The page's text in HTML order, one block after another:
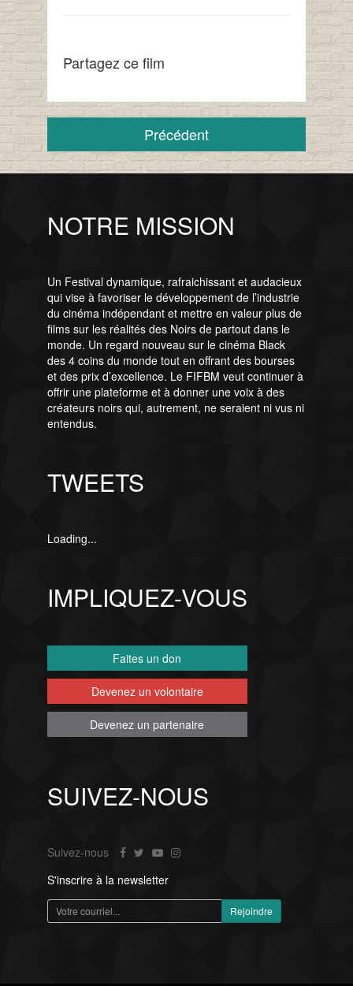
Partagez ce film
Précédent
NOTRE MISSION
Un Festival dynamique, rafraichissant et audacieux
qui vise à favoriser le développement de l’industrie
du cinéma indépendant et mettre en valeur plus de
films sur les réalités des Noirs de partout dans le
monde. Un regard nouveau sur le cinéma Black
des 4 coins du monde tout en offrant des bourses
et des prix d’excellence. Le FIFBM veut continuer à
offrir une plateforme et à donner une voix à des
créateurs noirs qui, autrement, ne seraient ni vus ni
entendus.
TWEETS
Loading...
IMPLIQUEZ-VOUS
Faites un don
Devenez un volontaire
Devenez un partenaire
SUIVEZ-NOUS
Suivez-nous
S'inscrire à la newsletter